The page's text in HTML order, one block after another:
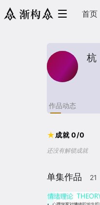
首页
杭
作品动态
★成就0/0
还没有解锁成就
单集作品 21